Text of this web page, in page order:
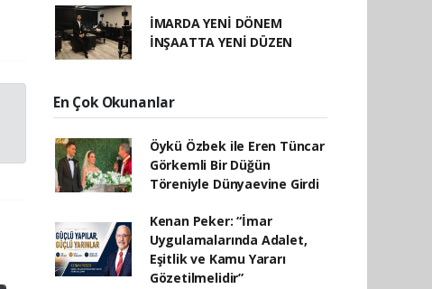
İMARDA YENİ DÖNEM
İNŞAATTA YENİ DÜZEN
En Çok Okunanlar
Öykü Özbek ile Eren Tüncar
Görkemli Bir Düğün
Töreniyle Dünyaevine Girdi
Kenan Peker: “İmar
Uygulamalarında Adalet,
Eşitlik ve Kamu Yararı
Gözetilmelidir”